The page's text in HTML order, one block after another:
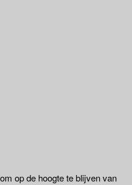
op de hoogte te blijven van